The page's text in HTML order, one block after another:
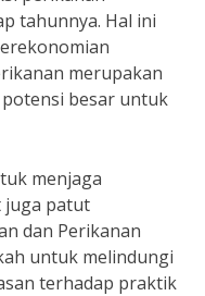
tahunnya. Hal ini
merupakan
besar untuk
menjaga
juga patut
dan Perikanan
untuk melindungi
terhadap praktik